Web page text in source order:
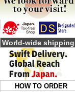
World-wide shipping
HOW TO ORDER